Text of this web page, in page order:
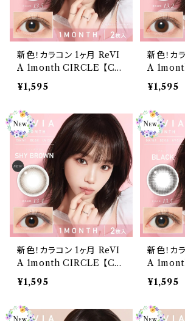
新色！カラコン 1ヶ月 ReVI
A 1month CIRCLE 【CO
LOR：BROWN】 2枚入り
レヴィア サークル ワンマン
A カラーコンタクトレンズ
マンスリー
¥1,595
新色！カ
A
LOR：
2枚入り
風 ROLA
レンズ マ
¥1,595
新色！カラコン 1ヶ月 ReVI
A 1month CIRCLE 【CO
LOR：SHY BROWN 】 2
枚入り レヴィア サークル ワ
ROLA カラーコンタクトレ
¥1,595
新色！カ
A
LOR：
ヴィア サ
カラーコ
¥1,595